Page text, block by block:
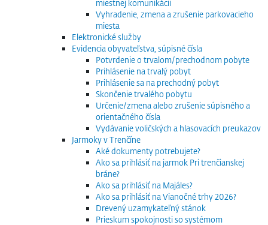
miestnej komunikácii
Vyhradenie, zmena a zrušenie parkovacieho
miesta
Elektronické služby
Evidencia obyvateľstva, súpisné čísla
Potvrdenie o trvalom/prechodnom pobyte
Prihlásenie na trvalý pobyt
Prihlásenie sa na prechodný pobyt
Skončenie trvalého pobytu
Určenie/zmena alebo zrušenie súpisného a
orientačného čísla
Vydávanie voličských a hlasovacích preukazov
Jarmoky v Trenčíne
Aké dokumenty potrebujete?
Ako sa prihlásiť na jarmok Pri trenčianskej
bráne?
Ako sa prihlásiť na Majáles?
Ako sa prihlásiť na Vianočné trhy 2026?
Drevený uzamykateľný stánok
Prieskum spokojnosti so systémom